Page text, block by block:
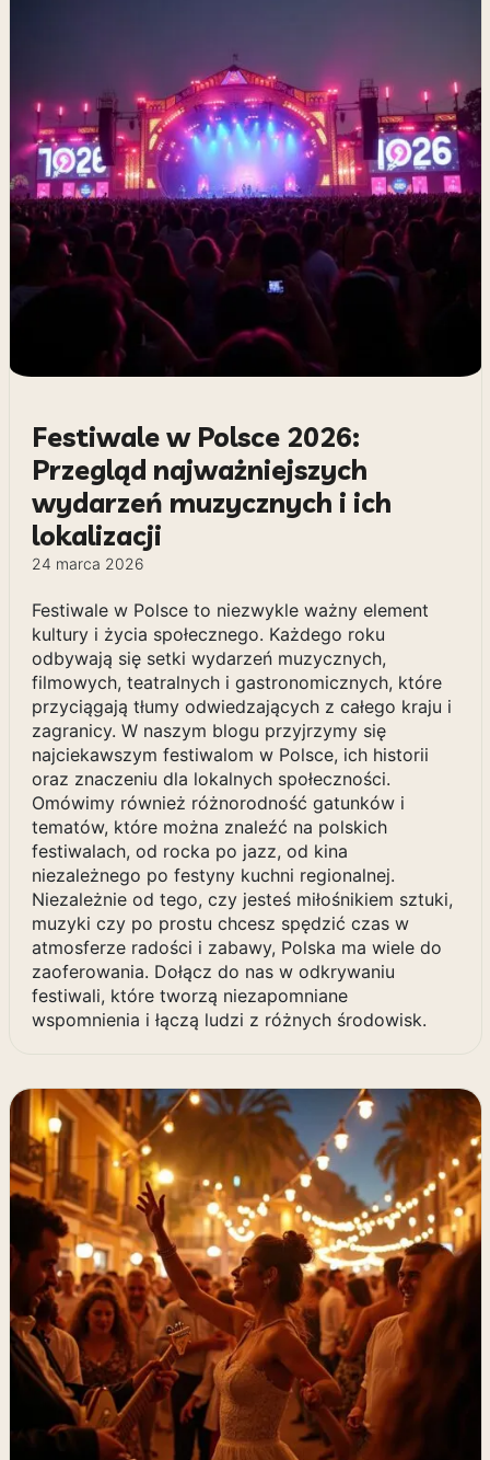
Festiwale w Polsce 2026:
Przegląd najważniejszych
wydarzeń muzycznych i ich
lokalizacji
24 marca 2026
Festiwale w Polsce to niezwykle ważny element
kultury i życia społecznego. Każdego roku
odbywają się setki wydarzeń muzycznych,
filmowych, teatralnych i gastronomicznych, które
przyciągają tłumy odwiedzających z całego kraju i
zagranicy. W naszym blogu przyjrzymy się
najciekawszym festiwalom w Polsce, ich historii
oraz znaczeniu dla lokalnych społeczności.
Omówimy również różnorodność gatunków i
tematów, które można znaleźć na polskich
festiwalach, od rocka po jazz, od kina
niezależnego po festyny kuchni regionalnej.
Niezależnie od tego, czy jesteś miłośnikiem sztuki,
muzyki czy po prostu chcesz spędzić czas w
atmosferze radości i zabawy, Polska ma wiele do
zaoferowania. Dołącz do nas w odkrywaniu
festiwali, które tworzą niezapomniane
wspomnienia i łączą ludzi z różnych środowisk.